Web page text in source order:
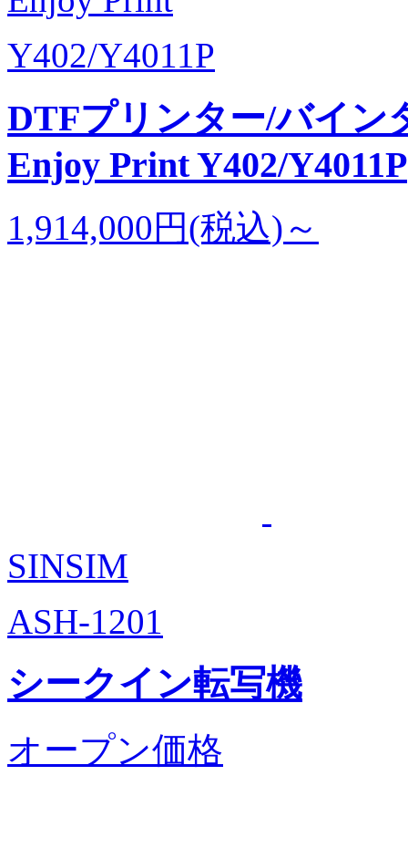
Y402/Y4011P
DTFプリンター/バイン
Enjoy Print Y402/Y4011P
1,914,000円(税込)～
SINSIM
ASH-1201
シークイン転写機
オープン価格